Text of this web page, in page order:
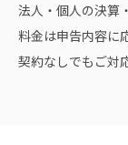
法人・個人の決算
料金は申告内容に
契約なしでもご対